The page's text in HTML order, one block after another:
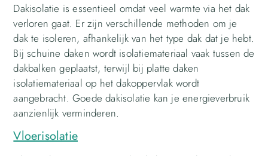
Dakisolatie is essentieel omdat veel warmte via het dak
verloren gaat. Er zijn verschillende methoden om je
dak te isoleren, afhankelijk van het type dak dat je hebt.
Bij schuine daken wordt isolatiemateriaal vaak tussen de
dakbalken geplaatst, terwijl bij platte daken
isolatiemateriaal op het dakoppervlak wordt
aangebracht. Goede dakisolatie kan je energieverbruik
aanzienlijk verminderen.
Vloerisolatie